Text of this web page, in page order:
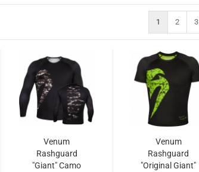
1 2 3
Venum
Rashguard
"Giant" Camo
Venum
Rashguard
"Original Giant"